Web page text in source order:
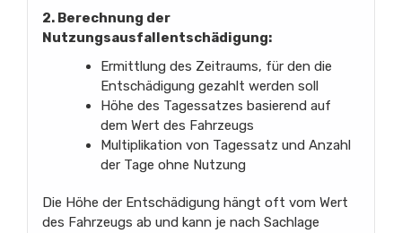
2. Berechnung der
Nutzungsausfallentschädigung:
Ermittlung des Zeitraums, für den die
Entschädigung gezahlt werden soll
Höhe des Tagessatzes basierend auf
dem Wert des Fahrzeugs
Multiplikation von Tagessatz und Anzahl
der Tage ohne Nutzung
Die Höhe der Entschädigung hängt oft vom Wert
des Fahrzeugs ab und kann je nach Sachlage